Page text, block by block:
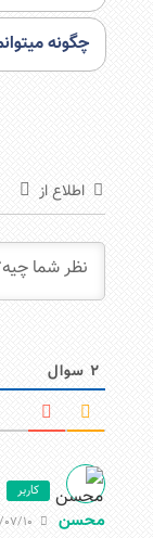
چگونه
اطلاع از
سوال
کاربر
محسن 1402/07/10 01:24